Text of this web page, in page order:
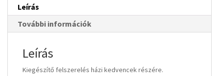
Leírás
További információk
Leírás
Kiegészítő felszerelés házi kedvencek részére.